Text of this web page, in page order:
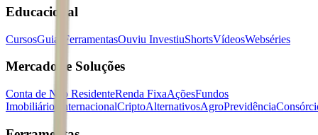
Educacional
CursosGuias FerramentasOuviu InvestiuShortsVídeosWebséries
Mercados e Soluções
Conta de Não ResidenteRenda FixaAçõesFundos
Imobiliários
InternacionalCriptoAlternativosAgroPrevidência